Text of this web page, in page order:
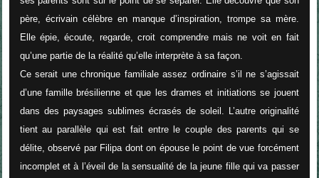
père, écrivain célèbre en manque d’inspiration, trompe sa mère.
Elle épie, écoute, regarde, croit comprendre mais ne voit en fait
qu’une partie de la réalité qu’elle interprète à sa façon.
Ce serait une chronique familiale assez ordinaire s’il ne s’agissait
d’une famille brésilienne et que les drames et initiations se jouent
dans des paysages sublimes écrasés de soleil. L’autre originalité
tient au parallèle qui est fait entre le couple des parents qui se
délite, observé par Filipa dont on épouse le point de vue forcément
incomplet et à l’éveil de la sensualité de la jeune fille qui va passer